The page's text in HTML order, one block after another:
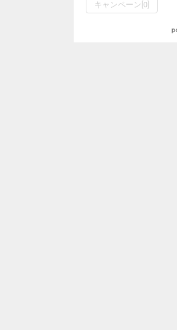
キャンペーン[0]